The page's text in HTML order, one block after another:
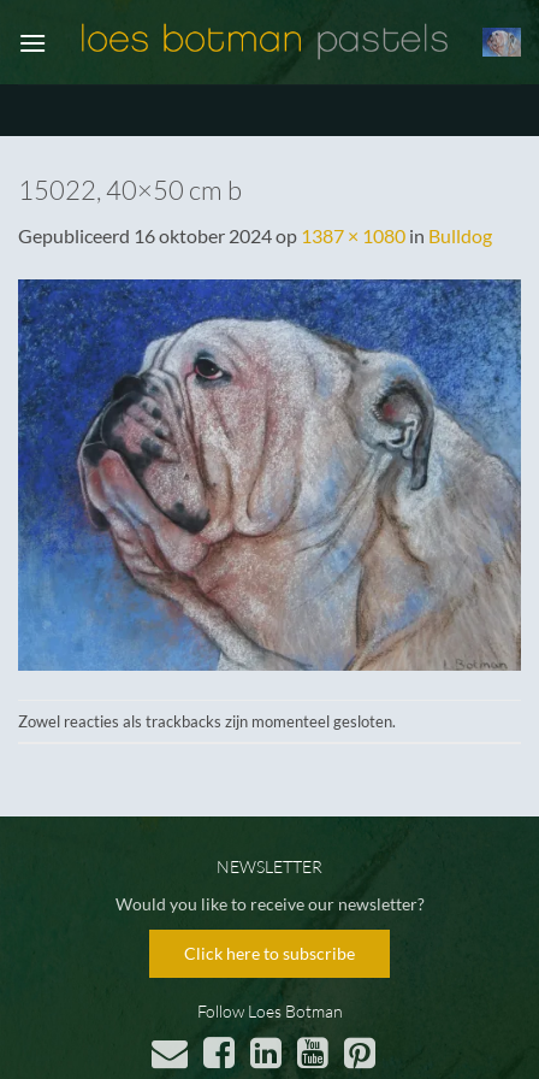
naar
15022, 40×50 cm b
Gepubliceerd 16 oktober 2024op 1387 × 1080 in Bulldog
Zowel reacties als trackbacks zijn momenteel gesloten.
NEWSLETTER
Would you like to receive our newsletter?
Click here to subscribe
Follow Loes Botman